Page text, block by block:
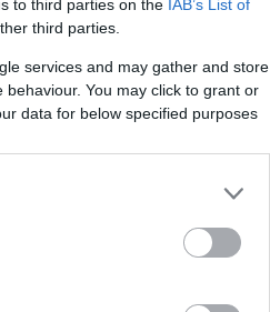
to third parties on the IAB’s List of
third parties.
services and may gather and store
You may click to grant or
data for below specified purposes
le
scelte